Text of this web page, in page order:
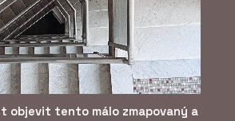
objevit tento málo zmapovaný a